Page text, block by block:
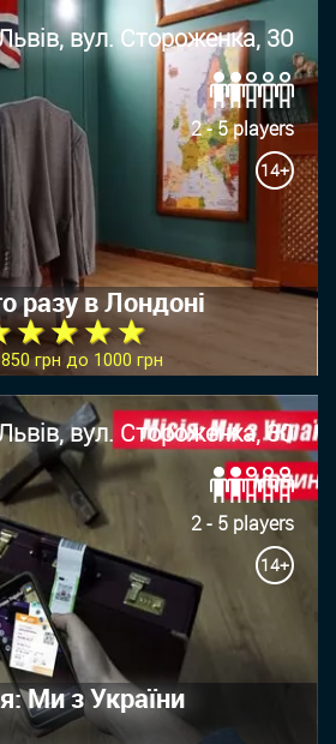
вул. Стороженка, 30
2 - 5 players
14+
разу в Лондоні
★ ★ ★ ★
850 грн до 1000 грн
вул. Стороженка, 30
2 - 5 players
14+
Ми з України